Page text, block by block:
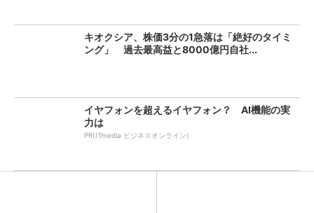
キオクシア、株価3分の1急落は「絶好のタイミ
ング」 過去最高益と8000億円自社...
イヤフォンを超えるイヤフォン？ AI機能の実
力は
PR(ITmedia ビジネスオンライン)